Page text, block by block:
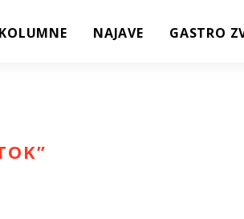
KOLUMNE NAJAVE GASTRO
”